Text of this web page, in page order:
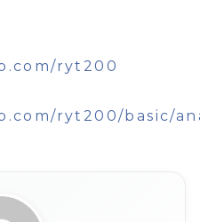
ryt200
ryt200/basic/